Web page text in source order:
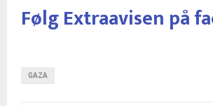
Følg Extraavisen på
GAZA